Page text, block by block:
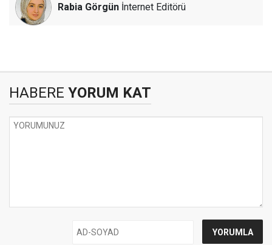
Rabia Görgün İnternet Editörü
HABERE YORUM KAT